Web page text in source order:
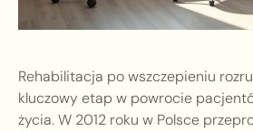
Rehabilitacja po wszczepieniu
kluczowy etap w powrocie
życia. W 2012 roku w Polsce